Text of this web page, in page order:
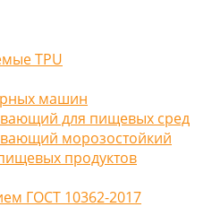
TPU
машин
для пищевых сред
морозостойкий
продуктов
ГОСТ 10362-2017